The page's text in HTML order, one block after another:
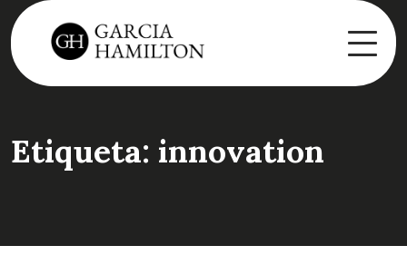
Etiqueta: innovation